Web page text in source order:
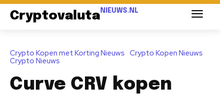
Cryptovaluta NIEUWS.NL
Crypto Kopen met Korting Nieuws Crypto Kopen Nieuws
Crypto Nieuws
Curve CRV kopen